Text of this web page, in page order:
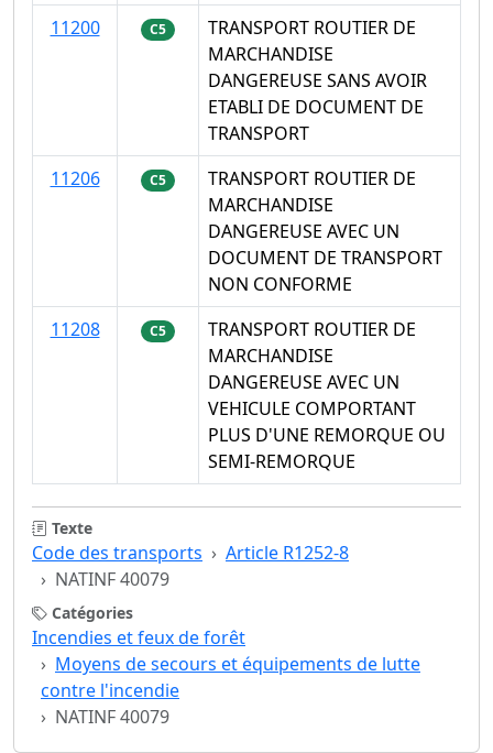
11200
C5
TRANSPORT ROUTIER DE
MARCHANDISE
DANGEREUSE SANS AVOIR
ETABLI DE DOCUMENT DE
TRANSPORT
11206
C5
TRANSPORT ROUTIER DE
MARCHANDISE
DANGEREUSE AVEC UN
DOCUMENT DE TRANSPORT
NON CONFORME
11208
C5
TRANSPORT ROUTIER DE
MARCHANDISE
DANGEREUSE AVEC UN
VEHICULE COMPORTANT
PLUS D'UNE REMORQUE OU
SEMI-REMORQUE
Texte
Code des transports
Article R1252-8
NATINF 40079
Catégories
Incendies et feux de forêt
Moyens de secours et équipements de lutte
contre l'incendie
NATINF 40079